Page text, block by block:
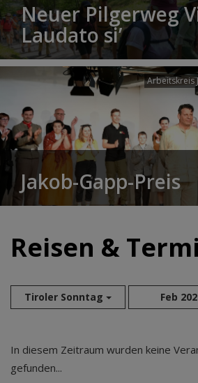
Neuer Pilgerweg
Laudato si’
Arbeitskreis
Jakob-Gapp-Preis
Reisen &
Tiroler Sonntag Feb
Aug 2026
In diesem Zeitraum wurden keine
gefunden...